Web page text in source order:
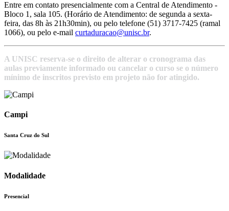
Entre em contato presencialmente com a Central de Atendimento -
Bloco 1, sala 105. (Horário de Atendimento: de segunda a sexta-
feira, das 8h às 21h30min), ou pelo telefone (51) 3717-7425 (ramal
1066), ou pelo e-mail curtaduracao@unisc.br.
A UNISC reserva-se o direito de alterar o cronograma das
aulas previamente informado ou cancelar o curso se o número
mínimo de inscritos previsto em projeto não for atingido.
Campi
Santa Cruz do Sul
Modalidade
Presencial